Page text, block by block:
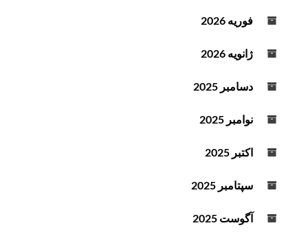
فوریه 2026
ژانویه 2026
دسامبر 2025
نوامبر 2025
اکتبر 2025
سپتامبر 2025
آگوست 2025